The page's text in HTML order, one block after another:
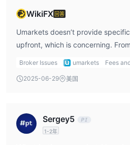
WikiFX 回答
Umarkets doesn’t provide
upfront, which is concerning.
they charge spreads that vary
account starts from 2.5 pips,
careful about additional hidden
Broker Issues umarkets Fees
2025-06-29 美国
Sergey5
1-2年